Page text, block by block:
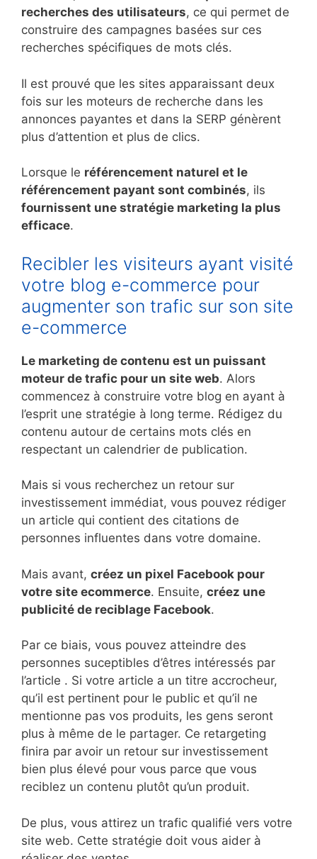
recherches des utilisateurs, ce qui permet de
construire des campagnes basées sur ces
recherches spécifiques de mots clés.
Il est prouvé que les sites apparaissant deux
fois sur les moteurs de recherche dans les
annonces payantes et dans la SERP génèrent
plus d’attention et plus de clics.
Lorsque le référencement naturel et le
référencement payant sont combinés, ils
fournissent une stratégie marketing la plus
efficace.
Recibler les visiteurs ayant visité
votre blog e-commerce pour
augmenter son trafic sur son site
e-commerce
Le marketing de contenu est un puissant
moteur de trafic pour un site web. Alors
commencez à construire votre blog en ayant à
l’esprit une stratégie à long terme. Rédigez du
contenu autour de certains mots clés en
respectant un calendrier de publication.
Mais si vous recherchez un retour sur
investissement immédiat, vous pouvez rédiger
un article qui contient des citations de
personnes influentes dans votre domaine.
Mais avant, créez un pixel Facebook pour
votre site ecommerce. Ensuite, créez une
publicité de reciblage Facebook.
Par ce biais, vous pouvez atteindre des
personnes suceptibles d’êtres intéressés par
l’article . Si votre article a un titre accrocheur,
qu’il est pertinent pour le public et qu’il ne
mentionne pas vos produits, les gens seront
plus à même de le partager. Ce retargeting
finira par avoir un retour sur investissement
bien plus élevé pour vous parce que vous
reciblez un contenu plutôt qu’un produit.
De plus, vous attirez un trafic qualifié vers votre
site web. Cette stratégie doit vous aider à